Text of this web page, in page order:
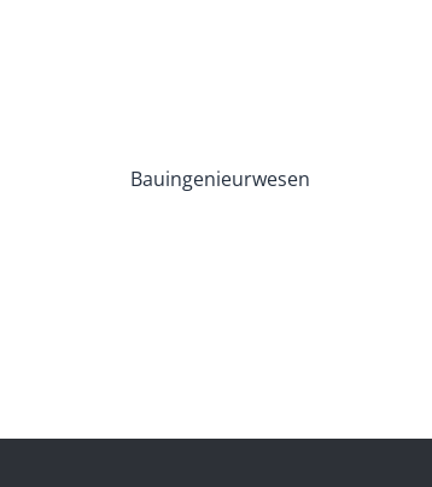
Bauingenieurwesen